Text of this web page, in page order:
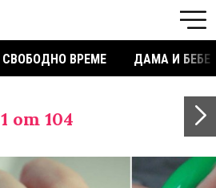
СВОБОДНО ВРЕМЕ ДАМА И БЕБЕ
1 от 104